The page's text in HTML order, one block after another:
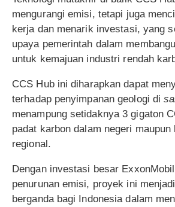
mengurangi emisi, tetapi juga
kerja dan menarik investasi, yang
upaya pemerintah dalam
untuk kemajuan industri rendah
CCS Hub ini diharapkan dapat
terhadap penyimpanan geologi di
menampung setidaknya 3 gigaton
padat karbon dalam negeri maupun
regional.
Dengan investasi besar
penurunan emisi, proyek ini
berganda bagi Indonesia dalam